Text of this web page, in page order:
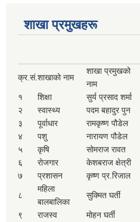
शाखा प्रमुखहरू
क्र.सं.शाखाको नाम
शाखा प्रमुखको
नाम
१ शिक्षा सुर्य प्रसाद शर्मा
२
स्वास्थ्य पदम बहादुर पुन
३
पूर्वाधार रामकृष्ण पौडेल
४
पशु नारायण पौडेल
५
कृषि सोमराज रावत
६
रोजगार केशबराज क्षेत्री
७
प्रशासन कृष्ण प्र.रिजाल
८
महिला
बालबालिका
सुक्मित घर्ती
९ राजस्व मोहन घर्ती